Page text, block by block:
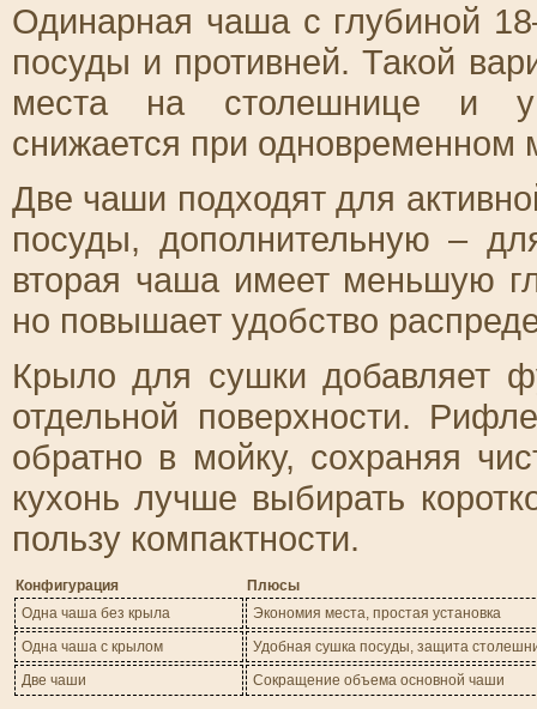
Одинарная чаша с глубиной
посуды и противней. Такой
места на столешнице и
снижается при одновременном
Две чаши подходят для
посуды, дополнительную –
вторая чаша имеет меньшую
но повышает удобство
Крыло для сушки добавляет
отдельной поверхности.
обратно в мойку, сохраняя
кухонь лучше выбирать
пользу компактности.
Конфигурация
Плюсы
Одна чаша без крыла
Экономия места, простая установка
Одна чаша с крылом
Удобная сушка посуды, защита
Две чаши
Сокращение объема основной чаши